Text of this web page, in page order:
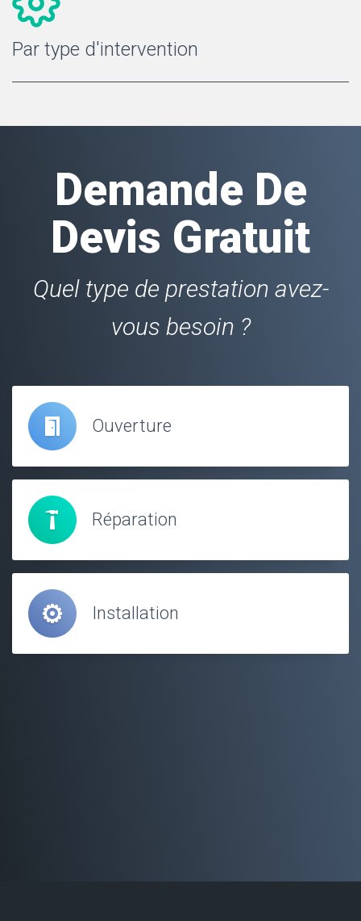
Par type d'intervention
Demande De
Devis Gratuit
Quel type de prestation avez-
vous besoin ?
Ouverture
Réparation
Installation